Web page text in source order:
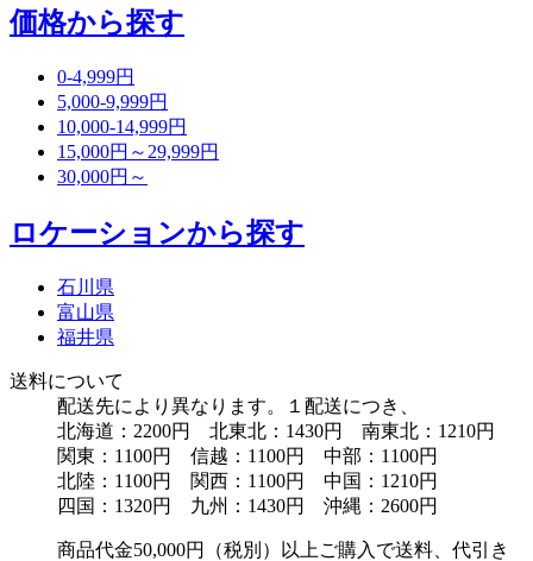
価格から探す
0-4,999円
5,000-9,999円
10,000-14,999円
15,000円～29,999円
30,000円～
ロケーションから探す
石川県
富山県
福井県
送料について
配送先により異なります。１配送につき、
北海道：2200円 北東北：1430円 南東北：1210円
関東：1100円 信越：1100円 中部：1100円
北陸：1100円 関西：1100円 中国：1210円
四国：1320円 九州：1430円 沖縄：2600円
商品代金50,000円（税別）以上ご購入で送料、代引き